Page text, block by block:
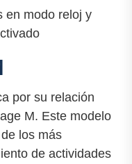
en modo reloj y
por su relación
M. Este modelo
los más
de actividades